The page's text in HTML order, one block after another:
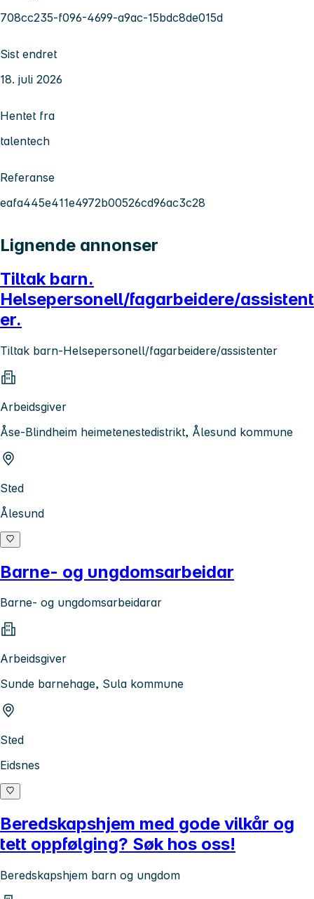
708cc235-f096-4699-a9ac-15bdc8de015d
Sist endret
18. juli 2026
Hentet fra
talentech
Referanse
eafa445e411e4972b00526cd96ac3c28
Lignende annonser
Tiltak barn.
Helsepersonell/fagarbeidere/assistent
er.
Tiltak barn-Helsepersonell/fagarbeidere/assistenter
Arbeidsgiver
Åse-Blindheim heimetenestedistrikt, Ålesund kommune
Sted
Ålesund
Barne- og ungdomsarbeidar
Barne- og ungdomsarbeidarar
Arbeidsgiver
Sunde barnehage, Sula kommune
Sted
Eidsnes
Beredskapshjem med gode vilkår og
tett oppfølging? Søk hos oss!
Beredskapshjem barn og ungdom